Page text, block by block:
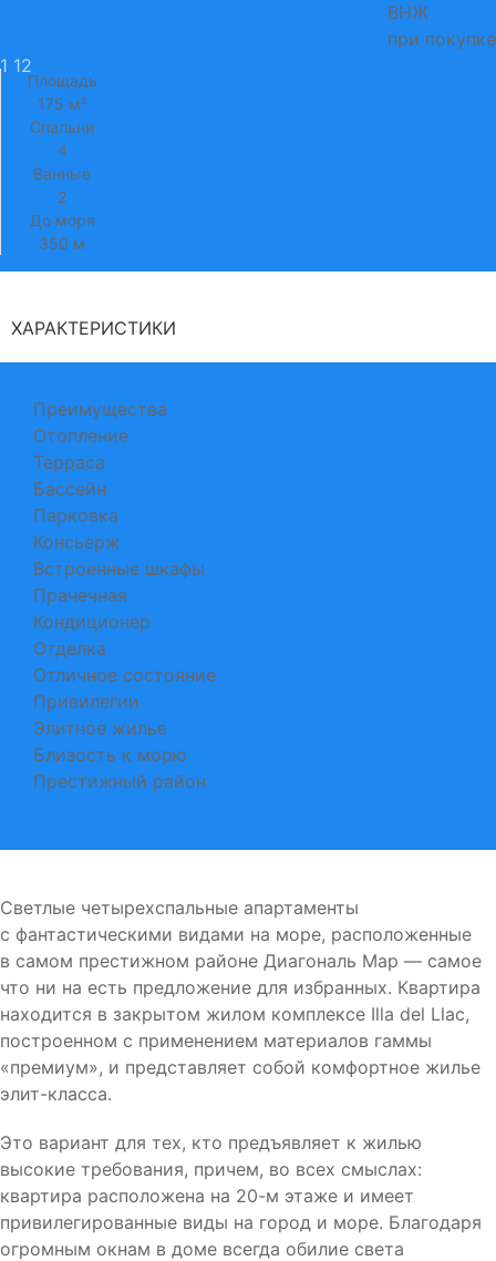
ВНЖ
при покупке
1 12
Площадь
175 м²
Спальни
4
Ванные
2
До моря
350 м
ХАРАКТЕРИСТИКИ
Преимущества
Отопление
Терраса
Бассейн
Парковка
Консьерж
Встроенные шкафы
Прачечная
Кондиционер
Отделка
Отличное состояние
Привилегии
Элитное жилье
Близость к морю
Престижный район
Светлые четырехспальные апартаменты
с фантастическими видами на море, расположенные
в самом престижном районе Диагональ Мар — самое
что ни на есть предложение для избранных. Квартира
находится в закрытом жилом комплексе Illa del Llac,
построенном с применением материалов гаммы
«премиум», и представляет собой комфортное жилье
элит-класса.
Это вариант для тех, кто предъявляет к жилью
высокие требования, причем, во всех смыслах:
квартира расположена на 20-м этаже и имеет
привилегированные виды на город и море. Благодаря
огромным окнам в доме всегда обилие света